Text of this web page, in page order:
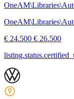
€ 24.500 € 26.500